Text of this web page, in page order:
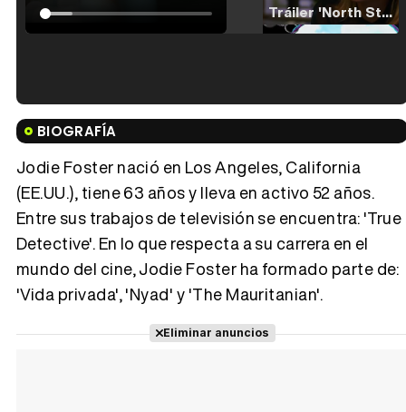
Tráiler 'North Star' (2023)
Tráiler en español de 'La isla olvidada'
Tráiler 'Vida perra' (2026)
BIOGRAFÍA
Jodie Foster nació en Los Angeles, California
(EE.UU.), tiene 63 años y lleva en activo 52 años.
Entre sus trabajos de televisión se encuentra: 'True
Detective'. En lo que respecta a su carrera en el
mundo del cine, Jodie Foster ha formado parte de:
'Vida privada', 'Nyad' y 'The Mauritanian'.
Eliminar anuncios